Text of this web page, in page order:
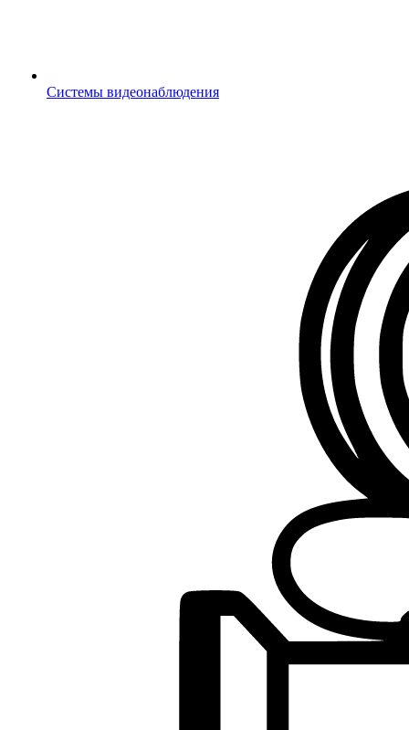
Системы видеонаблюдения